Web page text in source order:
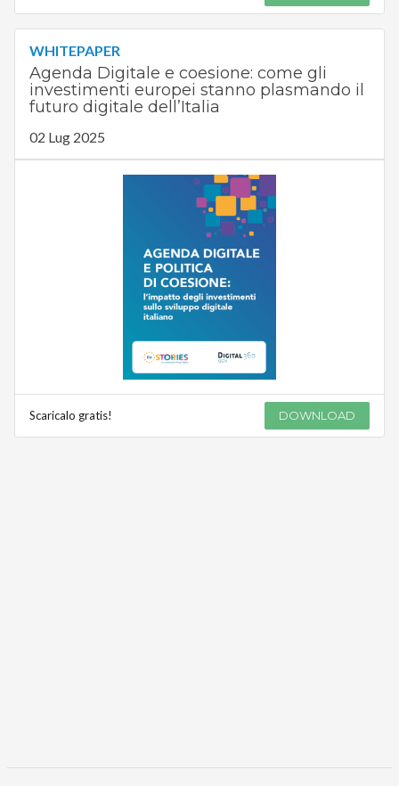
WHITEPAPER
Agenda Digitale e coesione: come gli
investimenti europei stanno plasmando il
futuro digitale dell’Italia
02 Lug 2025
Scaricalo gratis! DOWNLOAD